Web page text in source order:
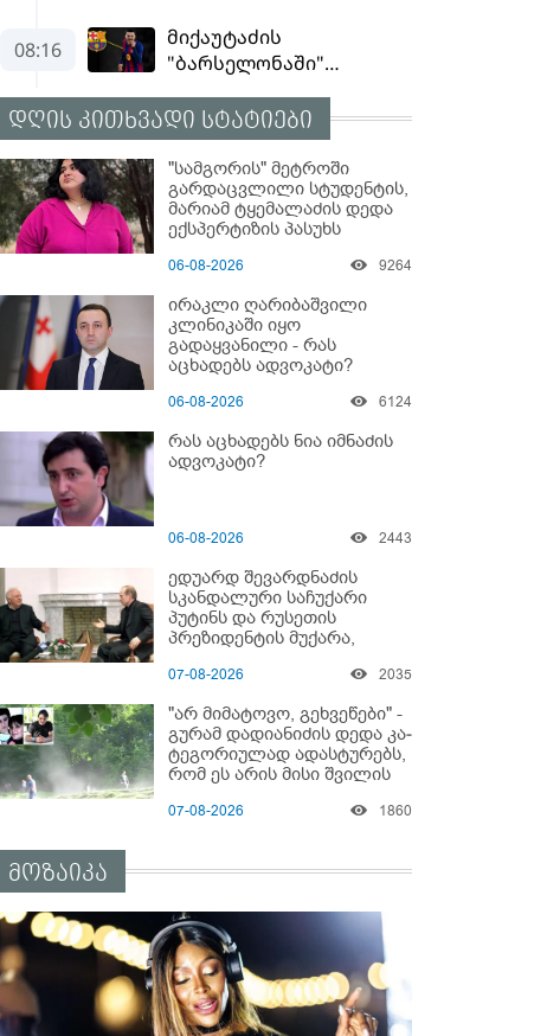
დღის კითხვადი სტატიები
"სამგორის" მეტროში
გარდაცვლილი სტუდენტის,
მარიამ ტყემალაძის დედა
ექსპერტიზის პასუხს
გოგონას გარდაცვალების
06-08-2026 9264
ირაკლი ღარიბაშვილი
კლინიკაში იყო
გადაყვანილი - რას
აცხადებს ადვოკატი?
06-08-2026 6124
რას აცხადებს ნია იმნაძის
ადვოკატი?
06-08-2026 2443
ედუარდ შევარდნაძის
სკანდალური საჩუქარი
პუტინს და რუსეთის
პრეზიდენტის მუქარა,
აასრულა
07-08-2026 2035
"არ მიმატოვო, გეხვეწები" -
გუ­რა­მ დადიანიძის დედა კა­
ტე­გო­რი­უ­ლად ადას­ტუ­რებს,
რომ ეს არის მისი შვი­ლის
07-08-2026 1860
მოზაიკა